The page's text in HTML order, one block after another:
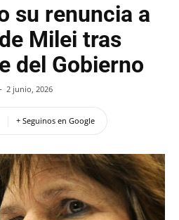
su renuncia a
Milei tras
del Gobierno
- 2 junio, 2026
+ Seguinos en Google